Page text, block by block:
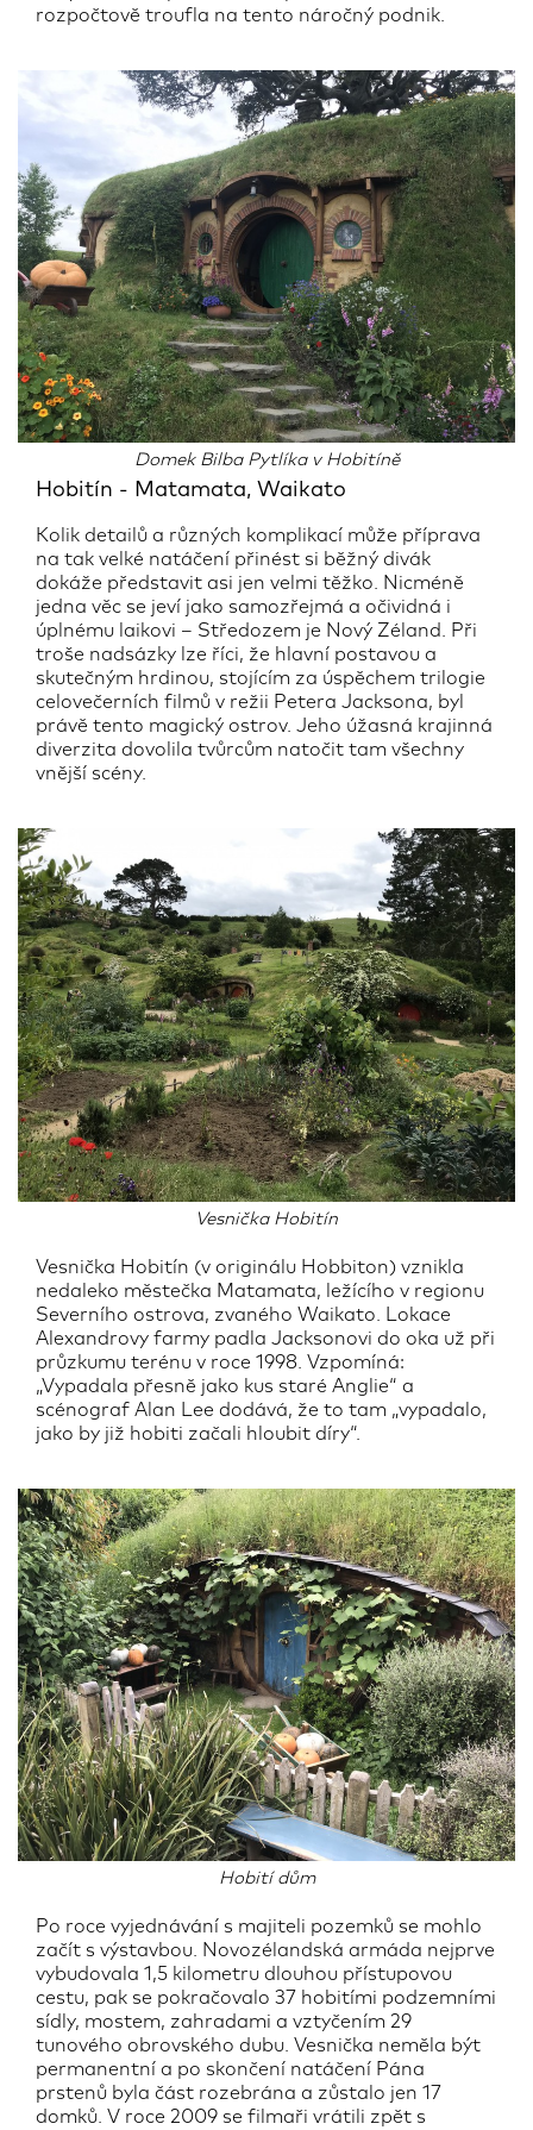
rozpočtově troufla na tento náročný podnik.
Domek Bilba Pytlíka v Hobitíně
Hobitín - Matamata, Waikato
Kolik detailů a různých komplikací může příprava
na tak velké natáčení přinést si běžný divák
dokáže představit asi jen velmi těžko. Nicméně
jedna věc se jeví jako samozřejmá a očividná i
úplnému laikovi – Středozem je Nový Zéland. Při
troše nadsázky lze říci, že hlavní postavou a
skutečným hrdinou, stojícím za úspěchem trilogie
celovečerních filmů v režii Petera Jacksona, byl
právě tento magický ostrov. Jeho úžasná krajinná
diverzita dovolila tvůrcům natočit tam všechny
vnější scény.
Vesnička Hobitín
Vesnička Hobitín (v originálu Hobbiton) vznikla
nedaleko městečka Matamata, ležícího v regionu
Severního ostrova, zvaného Waikato. Lokace
Alexandrovy farmy padla Jacksonovi do oka už při
průzkumu terénu v roce 1998. Vzpomíná:
„Vypadala přesně jako kus staré Anglie“ a
scénograf Alan Lee dodává, že to tam „vypadalo,
jako by již hobiti začali hloubit díry“.
Hobití dům
Po roce vyjednávání s majiteli pozemků se mohlo
začít s výstavbou. Novozélandská armáda nejprve
vybudovala 1,5 kilometru dlouhou přístupovou
cestu, pak se pokračovalo 37 hobitími podzemními
sídly, mostem, zahradami a vztyčením 29
tunového obrovského dubu. Vesnička neměla být
permanentní a po skončení natáčení Pána
prstenů byla část rozebrána a zůstalo jen 17
domků. V roce 2009 se filmaři vrátili zpět s